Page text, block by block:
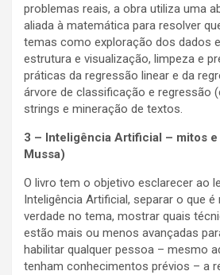
problemas reais, a obra utiliza uma
aliada à matemática para resolver
temas como exploração dos dados
estrutura e visualização, limpeza e
práticas da regressão linear e da
árvore de classificação e regressão
strings e mineração de textos.
3 – Inteligência Artificial – mitos
Mussa)
O livro tem o objetivo esclarecer ao
Inteligência Artificial, separar o que é
verdade no tema, mostrar quais
estão mais ou menos avançadas
habilitar qualquer pessoa – mesmo
tenham conhecimentos prévios – a